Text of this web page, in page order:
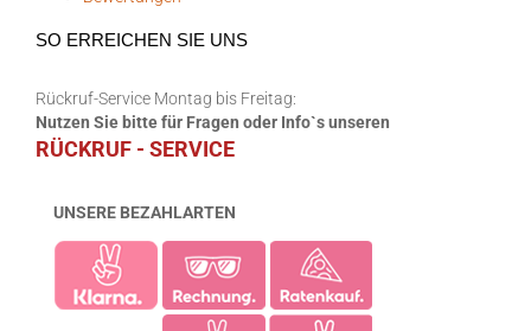
SO ERREICHEN SIE UNS
Rückruf-Service Montag bis Freitag:
Nutzen Sie bitte für Fragen oder Info`s unseren
RÜCKRUF - SERVICE
UNSERE BEZAHLARTEN